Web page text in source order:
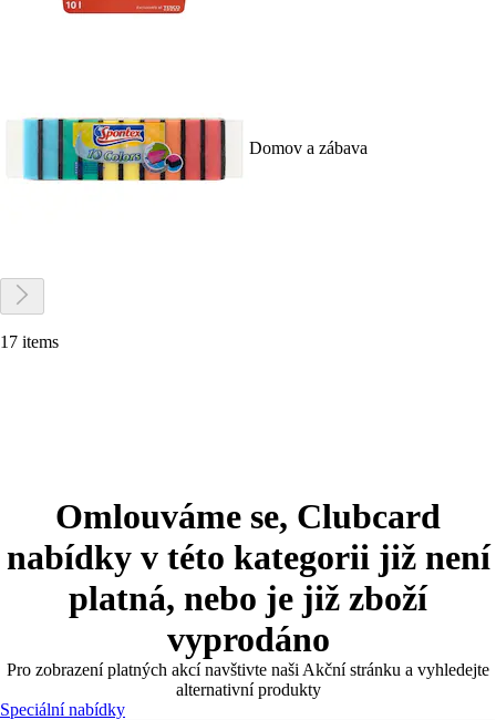
Domov a zábava
17 items
Omlouváme se, Clubcard
nabídky v této kategorii již není
platná, nebo je již zboží
vyprodáno
Pro zobrazení platných akcí navštivte naši Akční stránku a vyhledejte
alternativní produkty
Speciální nabídky